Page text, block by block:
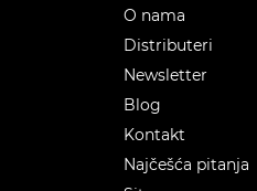
O nama
Distributeri
Newsletter
Blog
Kontakt
Najčešća pitanja